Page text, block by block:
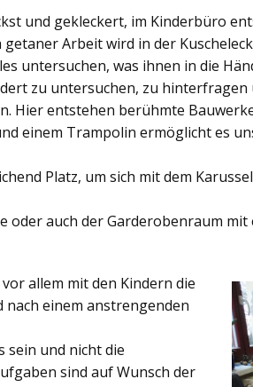
und gekleckert, im Kinderbüro
Arbeit wird in der
untersuchen, was ihnen in die
zu untersuchen, zu
Hier entstehen berühmte
einem Trampolin ermöglicht es
Platz, um sich mit dem
oder auch derGarderobenraum mit
allem mit den Kindern die
nach einem anstrengenden
sein und nicht die
sind auf Wunsch der